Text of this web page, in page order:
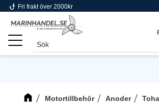
Meny
phishing Fri frakt över 2000kr
Motortillbehör Anoder